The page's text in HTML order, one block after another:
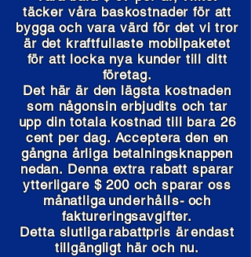
täcker våra baskostnader för att
bygga och vara värd för det vi tror
är det kraftfullaste mobilpaketet
för att locka nya kunder till ditt
företag.
Det här är den lägsta kostnaden
som någonsin erbjudits och tar
upp din totala kostnad till bara 26
cent per dag. Acceptera den en
gångna årliga betalningsknappen
nedan. Denna extra rabatt sparar
ytterligare $ 200 och sparar oss
månatligaunderhålls-och
faktureringsavgifter.
Detta slutligarabattpris ärendast
tillgängligt här och nu.